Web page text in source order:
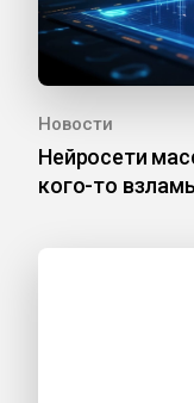
Новости
Нейросети
кого-то